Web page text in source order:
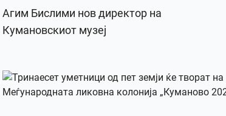
Агим Бислими нов директор на
Кумановскиот музеј